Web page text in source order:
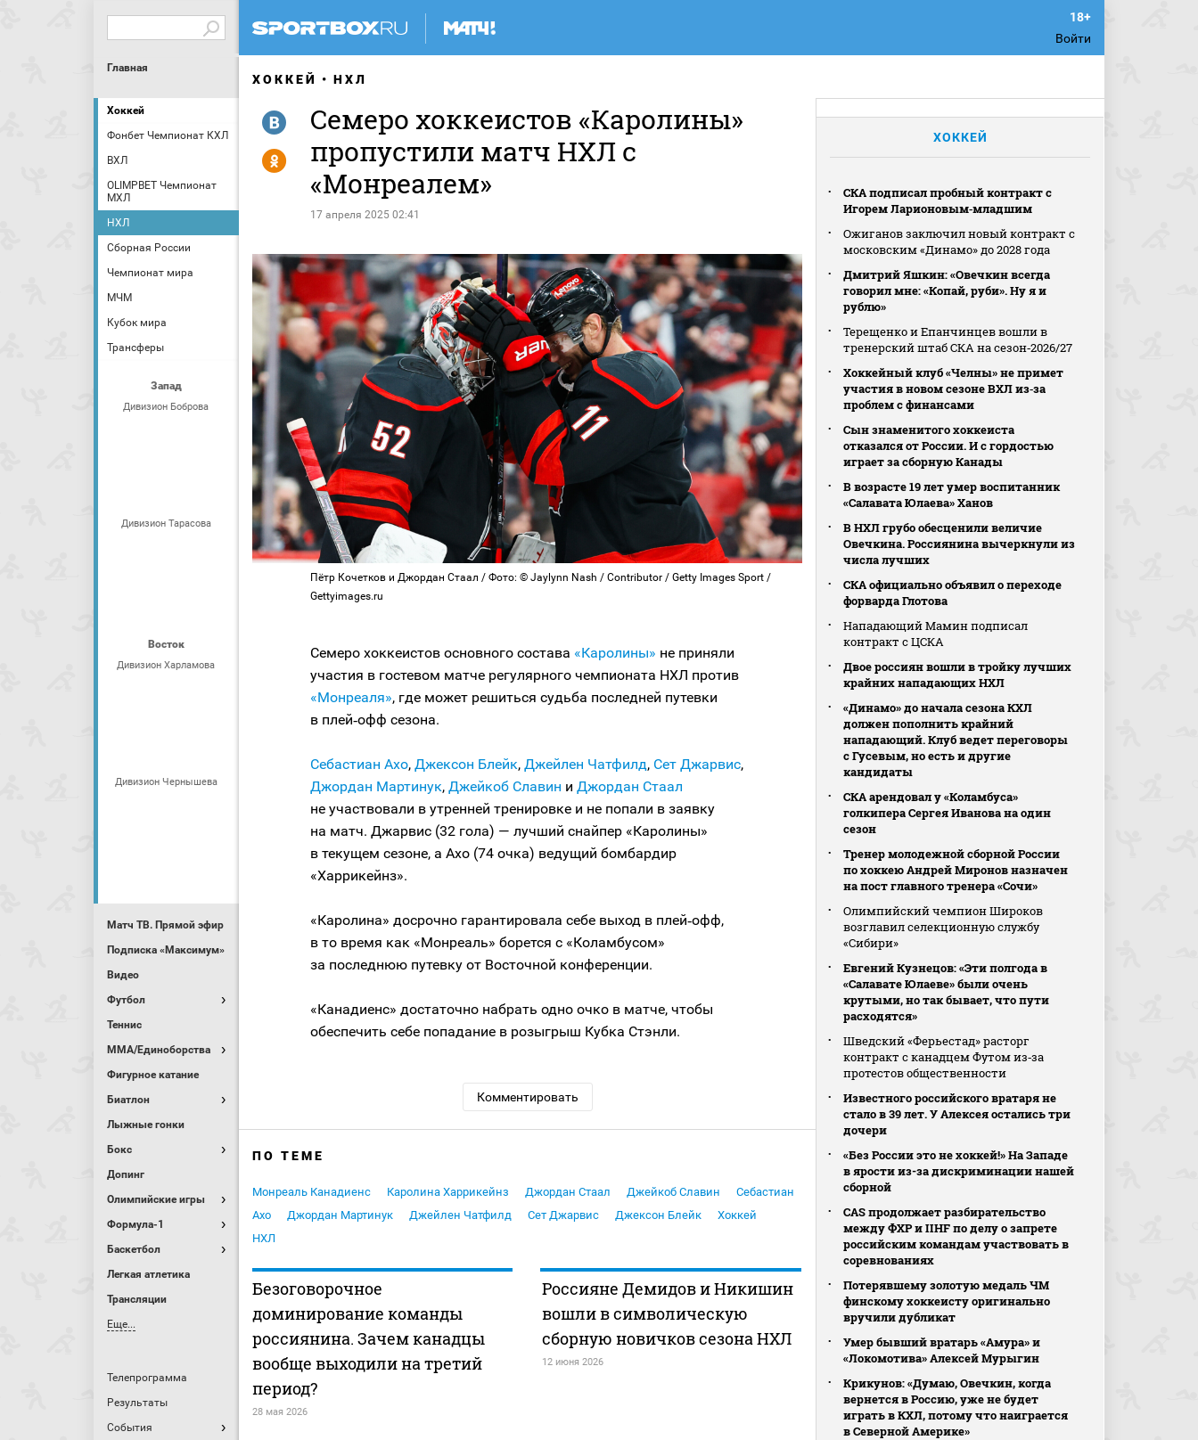
Войти
Главная
Хоккей
Фонбет Чемпионат КХЛ
ВХЛ
OLIMPBET Чемпионат
МХЛ
НХЛ
Сборная России
Чемпионат мира
МЧМ
Кубок мира
Трансферы
Запад
Дивизион Боброва
Дивизион Тарасова
Восток
Дивизион Харламова
Дивизион Чернышева
Матч ТВ. Прямой эфир
Подписка «Максимум»
Видео
Футбол
Теннис
MMA/Единоборства
Фигурное катание
Биатлон
Лыжные гонки
Бокс
Допинг
Олимпийские игры
Формула-1
Баскетбол
Легкая атлетика
Трансляции
Еще...
Телепрограмма
Результаты
События
ХОККЕЙ НХЛ
Семеро хоккеистов «Каролины»
пропустили матч НХЛ с
«Монреалем»
17 апреля 2025 02:41
R
Y
Пётр Кочетков и Джордан Стаал / Фото: © Jaylynn Nash / Contributor / Getty Images Sport /
Gettyimages.ru
Семеро хоккеистов основного состава «Каролины» не приняли
участия в гостевом матче регулярного чемпионата НХЛ против
«Монреаля», где может решиться судьба последней путевки
в плей‑офф сезона.
Себастиан Ахо, Джексон Блейк, Джейлен Чатфилд, Сет Джарвис,
Джордан Мартинук, Джейкоб Славин и Джордан Стаал
не участвовали в утренней тренировке и не попали в заявку
на матч. Джарвис (32 гола) — лучший снайпер «Каролины»
в текущем сезоне, а Ахо (74 очка) ведущий бомбардир
«Харрикейнз».
«Каролина» досрочно гарантировала себе выход в плей‑офф,
в то время как «Монреаль» борется с «Коламбусом»
за последнюю путевку от Восточной конференции.
«Канадиенс» достаточно набрать одно очко в матче, чтобы
обеспечить себе попадание в розыгрыш Кубка Стэнли.
Комментировать
ПО ТЕМЕ
Монреаль Канадиенс Каролина Харрикейнз Джордан Стаал Джейкоб Славин
Себастиан
Ахо
Джордан Мартинук Джейлен Чатфилд Сет Джарвис Джексон Блейк
Хоккей
НХЛ
Безоговорочное
доминирование команды
россиянина. Зачем канадцы
вообще выходили на третий
период?
28 мая 2026
Россияне Демидов и Никишин
вошли в символическую
сборную новичков сезона НХЛ
12 июня 2026
ХОККЕЙ
СКА подписал пробный контракт с
Игорем Ларионовым‑младшим
Ожиганов заключил новый контракт с
московским «Динамо» до 2028 года
Дмитрий Яшкин: «Овечкин всегда
говорил мне: «Копай, руби». Ну я и
рублю»
Терещенко и Епанчинцев вошли в
тренерский штаб СКА на сезон‑2026/27
Хоккейный клуб «Челны» не примет
участия в новом сезоне ВХЛ из‑за
проблем с финансами
Сын знаменитого хоккеиста
отказался от России. И с гордостью
играет за сборную Канады
В возрасте 19 лет умер воспитанник
«Салавата Юлаева» Ханов
В НХЛ грубо обесценили величие
Овечкина. Россиянина вычеркнули из
числа лучших
СКА официально объявил о переходе
форварда Глотова
Нападающий Мамин подписал
контракт с ЦСКА
Двое россиян вошли в тройку лучших
крайних нападающих НХЛ
«Динамо» до начала сезона КХЛ
должен пополнить крайний
нападающий. Клуб ведет переговоры
с Гусевым, но есть и другие
кандидаты
СКА арендовал у «Коламбуса»
голкипера Сергея Иванова на один
сезон
Тренер молодежной сборной России
по хоккею Андрей Миронов назначен
на пост главного тренера «Сочи»
Олимпийский чемпион Широков
возглавил селекционную службу
«Сибири»
Евгений Кузнецов: «Эти полгода в
«Салавате Юлаеве» были очень
крутыми, но так бывает, что пути
расходятся»
Шведский «Ферьестад» расторг
контракт с канадцем Футом из‑за
протестов общественности
Известного российского вратаря не
стало в 39 лет. У Алексея остались три
дочери
«Без России это не хоккей!» На Западе
в ярости из-за дискриминации нашей
сборной
CAS продолжает разбирательство
между ФХР и IIHF по делу о запрете
российским командам участвовать в
соревнованиях
Потерявшему золотую медаль ЧМ
финскому хоккеисту оригинально
вручили дубликат
Умер бывший вратарь «Амура» и
«Локомотива» Алексей Мурыгин
Крикунов: «Думаю, Овечкин, когда
вернется в Россию, уже не будет
играть в КХЛ, потому что наиграется
в Северной Америке»